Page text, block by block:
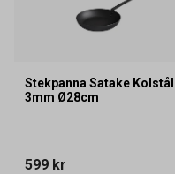
Stekpanna Satake Kolstål
3mm Ø28cm
599 kr